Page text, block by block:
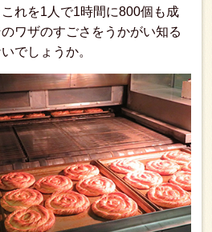
れを1人で1時間に800個も成
ワザのすごさをうかがい知る
でしょうか。